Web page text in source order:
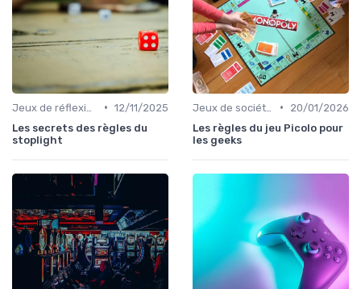
• 12/11/2025
Les secrets des règles du
stoplight
•
20/01/2026
Les règles du jeu Picolo pour
les geeks